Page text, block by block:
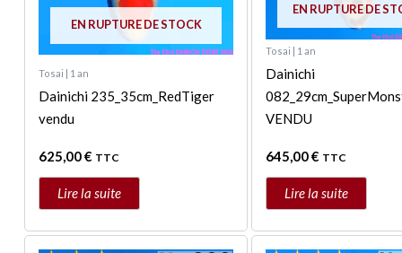
EN RUPTURE DE STOCK
Tosai | 1 an
Dainichi 235_35cm_RedTiger
vendu
625,00€ TTC
Lire la suite
EN RUPTURE DE
Tosai | 1 an
Dainichi
VENDU
645,00€ TTC
Lire la suite